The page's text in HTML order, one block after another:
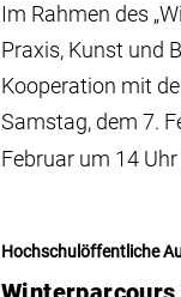
Im Rahmen des
Praxis, Kunst und
Kooperation mit
Samstag, dem 7.
Februar um 14
Hochschulöffentliche